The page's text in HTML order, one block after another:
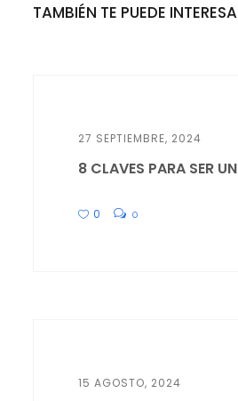
TAMBIÉN TE PUEDE
27 SEPTIEMBRE, 2024
8 CLAVES PARA SER
0 0
15 AGOSTO, 2024